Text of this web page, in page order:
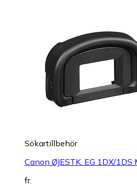
Sökartillbehör
Canon ØJESTK. EG 1DX/1DS
fr.